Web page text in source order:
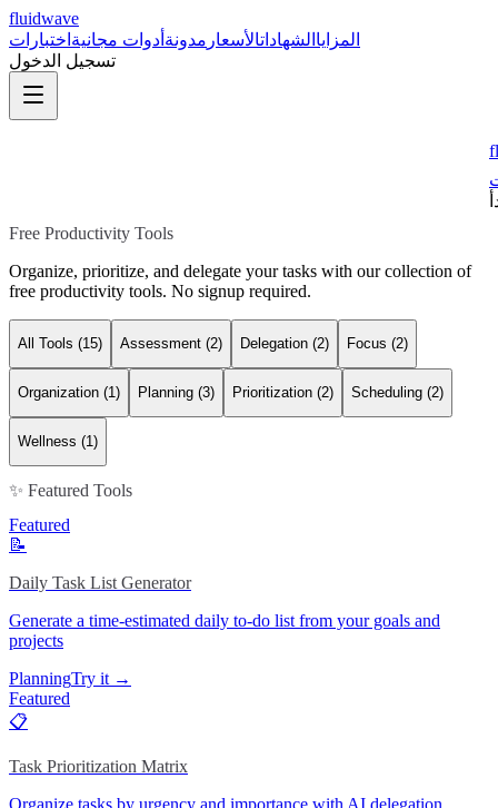
fluidwave
المزايا الشهاداتالأسعار مدونة أدوات مجانية اختبارات
تسجيل الدخول
Free Productivity Tools
Organize, prioritize, and delegate your tasks with our collection of
free productivity tools. No signup required.
All Tools (15) Assessment (2) Delegation (2) Focus (2)
Organization (1) Planning (3) Prioritization (2) Scheduling (2)
Wellness (1)
✨ Featured Tools
Featured
📝
Daily Task List Generator
Generate a time-estimated daily to-do list from your goals and
projects
PlanningTry it →
Featured
📋
Task Prioritization Matrix